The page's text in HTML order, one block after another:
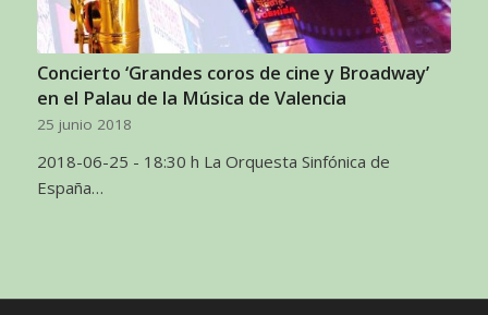
Concierto ‘Grandes coros de cine y Broadway’
en el Palau de la Música de Valencia
25 junio 2018
2018-06-25 - 18:30 h La Orquesta Sinfónica de
España…